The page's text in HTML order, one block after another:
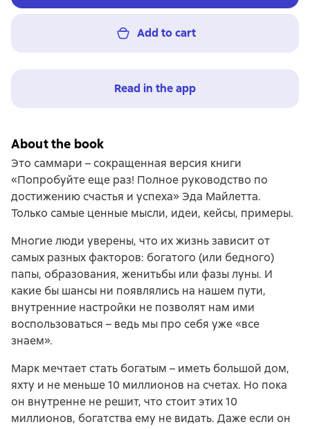
Add to cart
Read in the app
About the book
Это саммари – сокращенная версия книги
«Попробуйте еще раз! Полное руководство по
достижению счастья и успеха» Эда Майлетта.
Только самые ценные мысли, идеи, кейсы, примеры.
Многие люди уверены, что их жизнь зависит от
самых разных факторов: богатого (или бедного)
папы, образования, женитьбы или фазы луны. И
какие бы шансы ни появлялись на нашем пути,
внутренние настройки не позволят нам ими
воспользоваться – ведь мы про себя уже «все
знаем».
Марк мечтает стать богатым – иметь большой дом,
яхту и не меньше 10 миллионов на счетах. Но пока
он внутренне не решит, что стоит этих 10
миллионов, богатства ему не видать. Даже если он